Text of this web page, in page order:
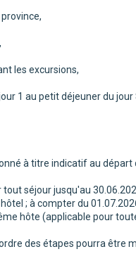
les excursions,
1 au petit déjeuner du jour
à titre indicatif au départ
séjour jusqu'au
; à compter du
hôte (applicable pour
des étapes pourra être